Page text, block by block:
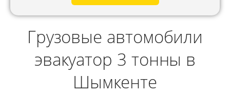
Грузовые автомобили
эвакуатор 3 тонны в
Шымкенте